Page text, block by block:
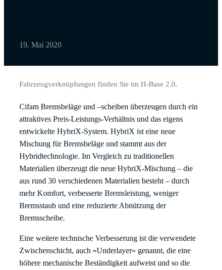
19. Mai 2020
Fahrzeugverknüpfungen finden Sie im H-Base 2.0.
Cifam Bremsbeläge und –scheiben überzeugen durch ein
attraktives Preis-Leistungs-Verhältnis und das eigens
entwickelte HybriX-System. HybriX ist eine neue
Mischung für Bremsbeläge und stammt aus der
Hybridtechnologie. Im Vergleich zu traditionellen
Materialien überzeugt die neue HybriX-Mischung – die
aus rund 30 verschiedenen Materialien besteht – durch
mehr Komfort, verbesserte Bremsleistung, weniger
Bremsstaub und eine reduzierte Abnützung der
Bremsscheibe.
Eine weitere technische Verbesserung ist die verwendete
Zwischenschicht, auch «Underlayer» genannt, die eine
höhere mechanische Beständigkeit aufweist und so die